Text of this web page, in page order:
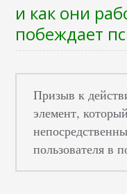
и как они
побеждает
Призыв к
элемент,
пользователя в